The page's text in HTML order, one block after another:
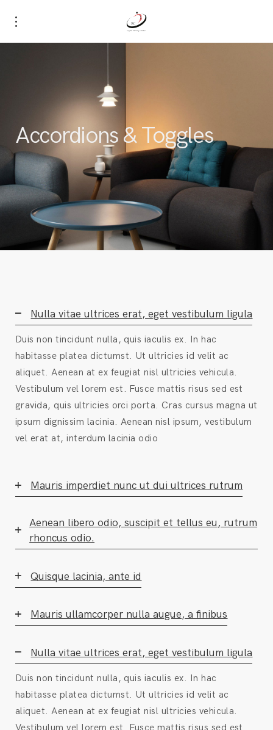
Accordions & Toggles
Nulla vitae ultrices erat, eget vestibulum ligula
Duis non tincidunt nulla, quis iaculis ex. In hac
habitasse platea dictumst. Ut ultricies id velit ac
aliquet. Aenean at ex feugiat nisl ultricies vehicula.
Vestibulum vel lorem est. Fusce mattis risus sed est
gravida, quis ultricies orci porta. Cras cursus magna ut
ipsum dignissim lacinia. Aenean nisl ipsum, vestibulum
vel erat at, interdum lacinia odio
Mauris imperdiet nunc ut dui ultrices rutrum
Aenean libero odio, suscipit et tellus eu, rutrum
rhoncus odio.
Quisque lacinia, ante id
Mauris ullamcorper nulla augue, a finibus
Nulla vitae ultrices erat, eget vestibulum ligula
Duis non tincidunt nulla, quis iaculis ex. In hac
habitasse platea dictumst. Ut ultricies id velit ac
aliquet. Aenean at ex feugiat nisl ultricies vehicula.
Vestibulum vel lorem est. Fusce mattis risus sed est